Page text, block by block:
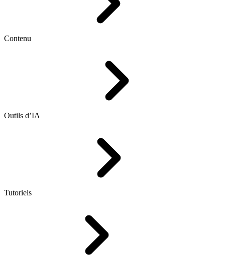
Contenu
Outils d’IA
Tutoriels